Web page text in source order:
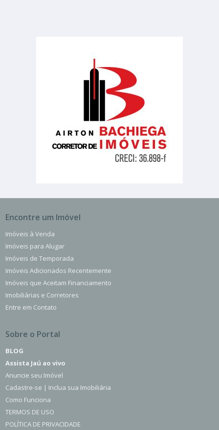
Encontre um Imóvel
Imóveis à Venda
Imóveis para Alugar
Imóveis de Temporada
Imóveis Adicionados Recentemente
Imóveis que Aceitam Financiamento
Imobiliárias e Corretores
Entre em Contato
Sobre o Portal
BLOG
Assista Jaú ao vivo
Anuncie seu Imóvel
Cadastre-se | Inclua sua Imobiliária
Como Funciona
TERMOS DE USO
POLÍTICA DE PRIVACIDADE